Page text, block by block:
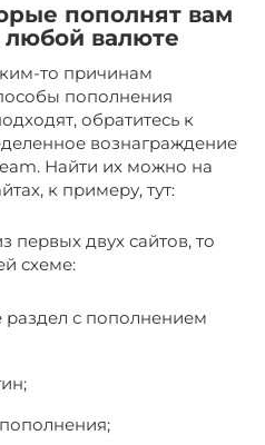
пополнят вам
валюте
то причинам
пополнения
обратитесь к
вознаграждение
Найти их можно на
к примеру, тут:
первых двух сайтов, то
схеме:
раздел с пополнением